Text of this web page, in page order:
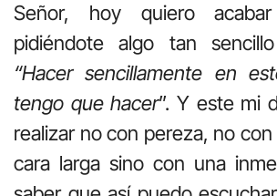
Señor, hoy quiero
pidiéndote algo tan
“Hacer sencillamente en
tengo que hacer”. Y este mi
realizar no con pereza, no
cara larga sino con una